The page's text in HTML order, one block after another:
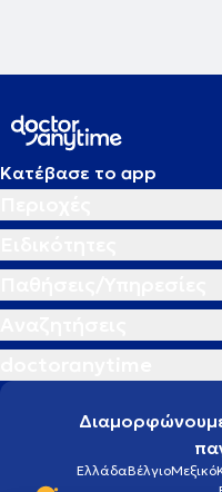
Κατέβασε το app
ΕλλάδαΒέλγιοΜεξικό